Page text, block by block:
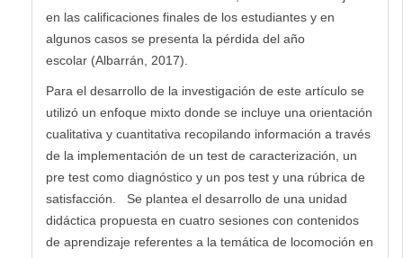
en las calificaciones finales de los estudiantes y en
algunos casos se presenta la pérdida del año
escolar (Albarrán, 2017).
Para el desarrollo de la investigación de este artículo se
utilizó un enfoque mixto donde se incluye una orientación
cualitativa y cuantitativa recopilando información a través
de la implementación de un test de caracterización, un
pre test como diagnóstico y un pos test y una rúbrica de
satisfacción. Se plantea el desarrollo de una unidad
didáctica propuesta en cuatro sesiones con contenidos
de aprendizaje referentes a la temática de locomoción en